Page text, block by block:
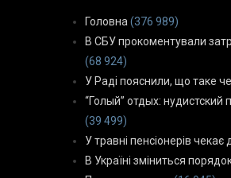
Головна (376 989)
В СБУ прокоментували
(68 924)
У Раді пояснили, що таке
“Голый” отдых:
(39 499)
У травні пенсіонерів
В Україні зміниться